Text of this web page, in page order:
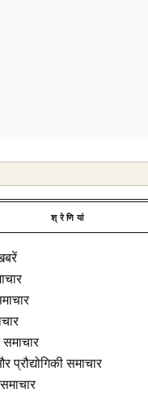
श्रेणियां
प्रौद्योगिकी समाचार